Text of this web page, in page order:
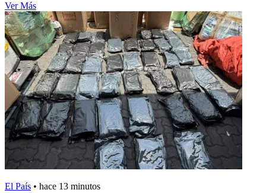
Ver Más
El País • hace 13 minutos